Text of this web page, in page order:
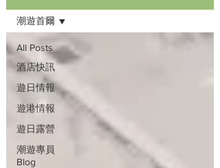
All Posts
酒店快訊
遊日情報
遊港情報
遊日露營
潮遊專員
Blog
潮遊首爾